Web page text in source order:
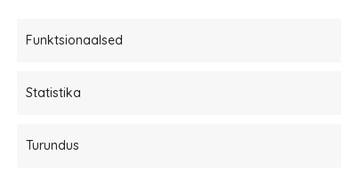
Funktsionaalsed
Statistika
Turundus
Privaatsuspoliitika ja küpsised